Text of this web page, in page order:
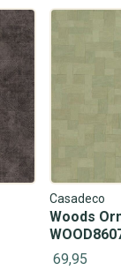
Casadeco
Woods
69,95